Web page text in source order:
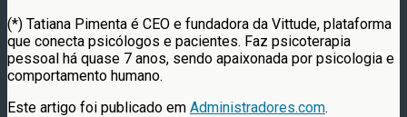
(*) Tatiana Pimenta é CEO e fundadora da Vittude, plataforma
que conecta psicólogos e pacientes. Faz psicoterapia
pessoal há quase 7 anos, sendo apaixonada por psicologia e
comportamento humano.
Este artigo foi publicado em Administradores.com.